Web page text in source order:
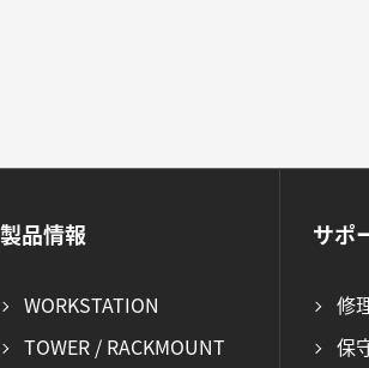
製品情報
WORKSTATION
TOWER / RACKMOUNT
サポ
修
保